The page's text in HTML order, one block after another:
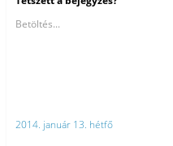
Betöltés...
2014. január 13. hétfő